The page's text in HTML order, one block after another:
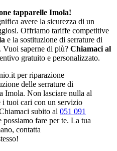
tapparelle Imola!
avere la sicurezza di un
Offriamo tariffe competitive
e la sostituzione di serrature di
Vuoi saperne di più? Chiamaci al
gratuito e personalizzato.
per riparazione
delle serrature di
Imola. Non lasciare nulla al
i tuoi cari con un servizio
subito al 051 091
fare per te. La tua
contatta